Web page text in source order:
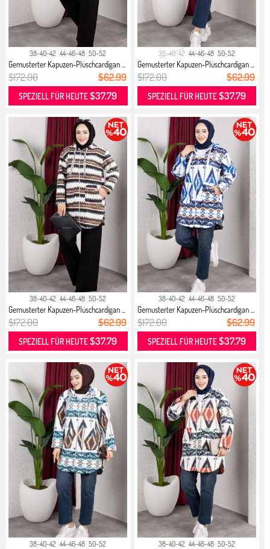
38-40-42 44-46-48 50-52
Gemusterter Kapuzen-Plüschcardigan ...
$172.00 $62.99
SPEZIELL FÜR HEUTE$37.79
38-40-42 44-46-48 50-52
Gemusterter Kapuzen-Plüschcardigan ...
$172.00 $62.99
SPEZIELL FÜR HEUTE$37.79
38-40-42 44-46-48 50-52
Gemusterter Kapuzen-Plüschcardigan ...
$172.00 $62.99
SPEZIELL FÜR HEUTE$37.79
38-40-42 44-46-48 50-52
Gemusterter Kapuzen-Plüschcardigan ...
$172.00 $62.99
SPEZIELL FÜR HEUTE$37.79
38-40-42 44-46-48 50-52 38-40-42 44-46-48 50-52